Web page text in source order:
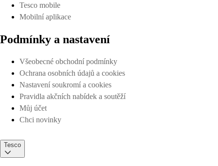
Tesco mobile
Mobilní aplikace
Podmínky a nastavení
Všeobecné obchodní podmínky
Ochrana osobních údajů a cookies
Nastavení soukromí a cookies
Pravidla akčních nabídek a soutěží
Můj účet
Chci novinky
Tesco